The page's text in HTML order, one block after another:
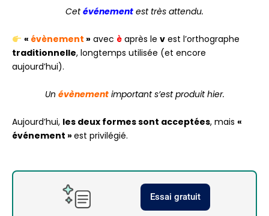
Cetévénement est très attendu.
« évènement »avec èaprès le vest l’orthographe
traditionnelle, longtemps utilisée (et encore
aujourd’hui).
Un évènementimportant s’est produit hier.
Aujourd’hui, les deux formes sont acceptées, mais «
événement »est privilégié.
Essai gratuit